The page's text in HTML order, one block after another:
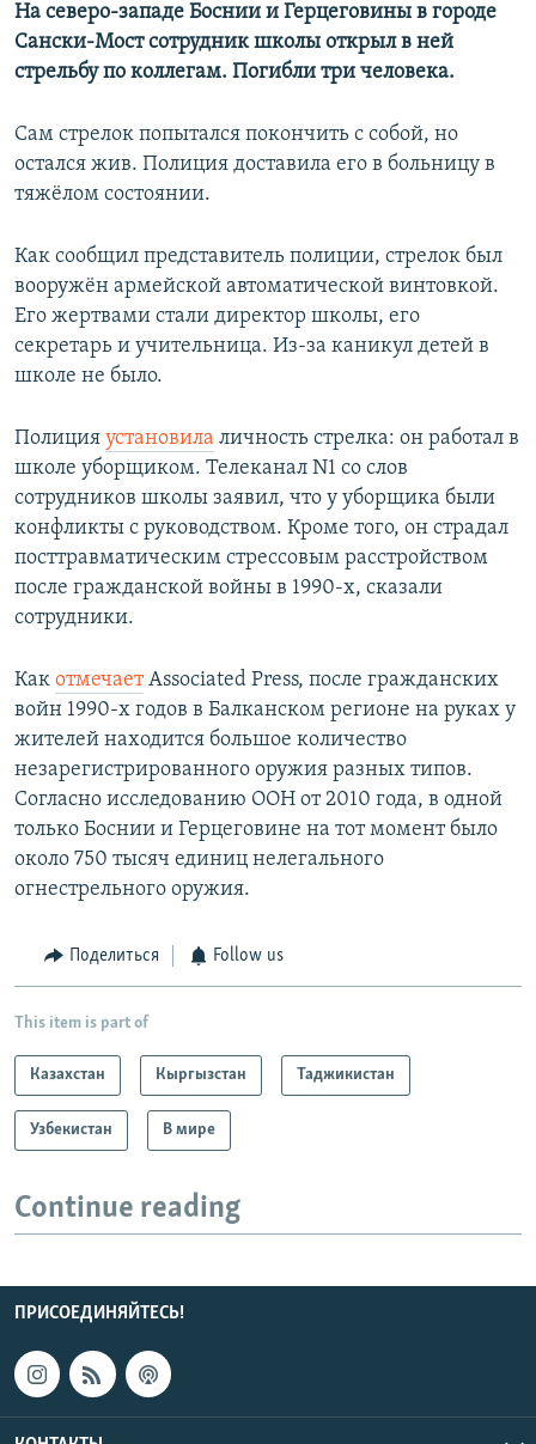
На северо-западе Боснии и Герцеговины в городе
Сански-Мост сотрудник школы открыл в ней
стрельбу по коллегам. Погибли три человека.
Сам стрелок попытался покончить с собой, но
остался жив. Полиция доставила его в больницу в
тяжёлом состоянии.
Как сообщил представитель полиции, стрелок был
вооружён армейской автоматической винтовкой.
Его жертвами стали директор школы, его
секретарь и учительница. Из-за каникул детей в
школе не было.
Полиция установила личность стрелка: он работал в
школе уборщиком. Телеканал N1 со слов
сотрудников школы заявил, что у уборщика были
конфликты с руководством. Кроме того, он страдал
посттравматическим стрессовым расстройством
после гражданской войны в 1990-х, сказали
сотрудники.
Как отмечаетAssociated Press, после гражданских
войн 1990-х годов в Балканском регионе на руках у
жителей находится большое количество
незарегистрированного оружия разных типов.
Согласно исследованию ООН от 2010 года, в одной
только Боснии и Герцеговине на тот момент было
около 750 тысяч единиц нелегального
огнестрельного оружия.
Поделиться Follow us
This item is part of
Казахстан Кыргызстан Таджикистан
Узбекистан В мире
Continue reading
ПРИСОЕДИНЯЙТЕСЬ!